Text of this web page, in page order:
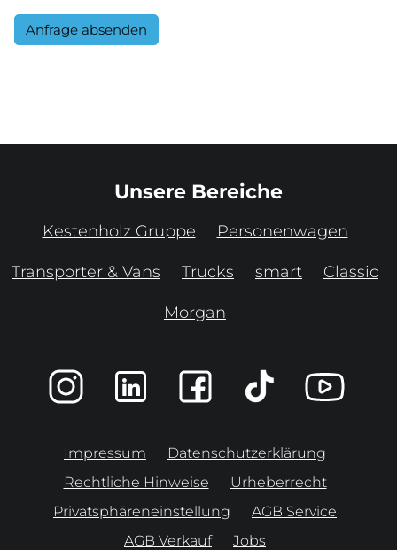
Anfrage absenden
Unsere Bereiche
Kestenholz Gruppe Personenwagen
Transporter & Vans Trucks smart Classic
Morgan
Impressum
Datenschutzerklärung
Rechtliche Hinweise
Urheberrecht
Privatsphäreneinstellung
AGB Service
AGB Verkauf
Jobs